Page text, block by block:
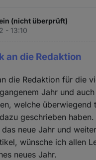
(nicht überprüft)
- 13:10
an die Redaktion
die Redaktion für die
Jahr und
welche überwiegend
geschrieben haben.
neue Jahr und
wünsche ich allen
neues Jahr.